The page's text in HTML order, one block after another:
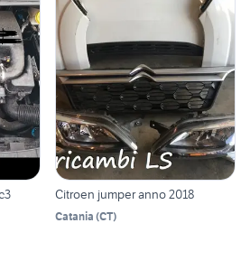
Citroen jumper anno 2018
Catania (CT)